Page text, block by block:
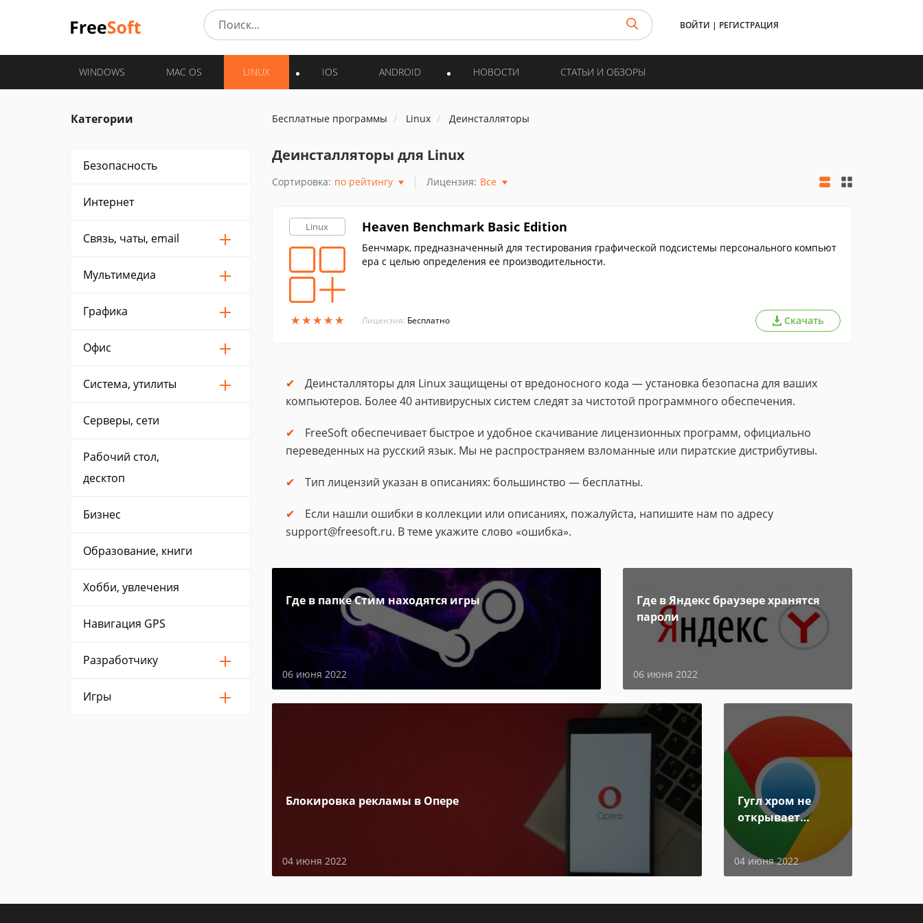
ВОЙТИ | РЕГИСТРАЦИЯ
WINDOWS MAC OS LINUX IOS ANDROID НОВОСТИ СТАТЬИ И ОБЗОРЫ
Категории
Безопасность
Интернет
Связь, чаты, email
Мультимедиа
Графика
Офис
Система, утилиты
Серверы, сети
Рабочий стол,
десктоп
Бизнес
Образование, книги
Хобби, увлечения
Навигация GPS
Разработчику
Игры
Бесплатные программы Linux Деинсталляторы
Деинсталляторы для Linux
Сортировка: по рейтингу Лицензия: Все
Linux
★★★★★
★★★★★
Heaven Benchmark Basic Edition
Бенчмарк, предназначенный для тестирования графической подсистемы персонального компьют
ера с целью определения ее производительности.
Лицензия: Бесплатно Скачать
Деинсталляторы для Linux защищены от вредоносного кода — установка безопасна для ваших
компьютеров. Более 40 антивирусных систем следят за чистотой программного обеспечения.
FreeSoft обеспечивает быстрое и удобное скачивание лицензионных программ, официально
переведенных на русский язык. Мы не распространяем взломанные или пиратские дистрибутивы.
Тип лицензий указан в описаниях: большинство — бесплатны.
Если нашли ошибки в коллекции или описаниях, пожалуйста, напишите нам по адресу
support@freesoft.ru. В теме укажите слово «ошибка».
Где в папке Стим находятся игры
06 июня 2022
Где в Яндекс браузере хранятся
пароли
06 июня 2022
Блокировка рекламы в Опере
04 июня 2022
Гугл хром не
открывает
04 июня 2022